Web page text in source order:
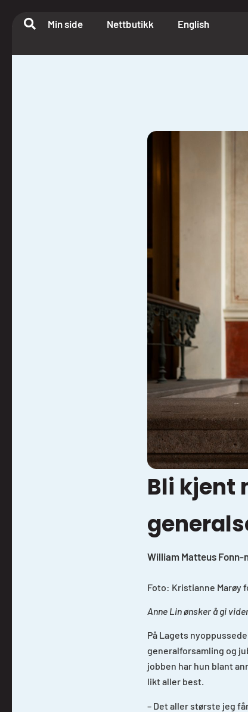
Min side Nettbutikk English
Bli kjent
William Matteus Fonn-
Foto: Kristianne Marøy
Anne Lin ønsker å gi
På Lagets
generalforsamling og
jobben har hun blant
likt aller best.
– Det aller største jeg